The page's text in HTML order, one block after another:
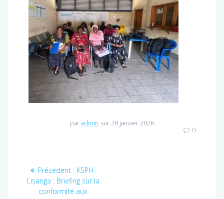
paradmin sur 28 janvier 2026
0
Navigation
Précédent : Article
précédent
:
KSPH-
Lisanga : Briefing sur la
conformité aux